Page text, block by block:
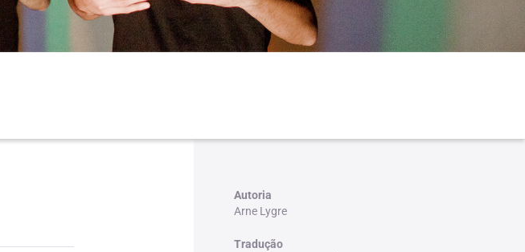
Autoria
Arne Lygre
Tradução